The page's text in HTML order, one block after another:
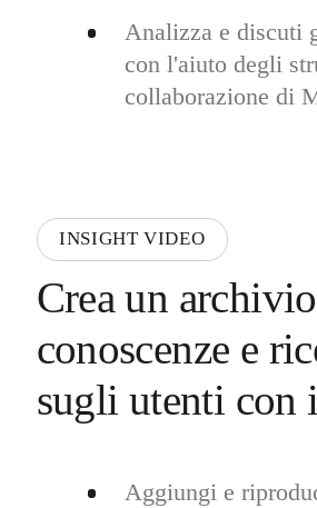
Analizza e discuti
con l'aiuto degli
collaborazione di
INSIGHT VIDEO
Crea un
conoscenze e
sugli utenti con
Aggiungi e